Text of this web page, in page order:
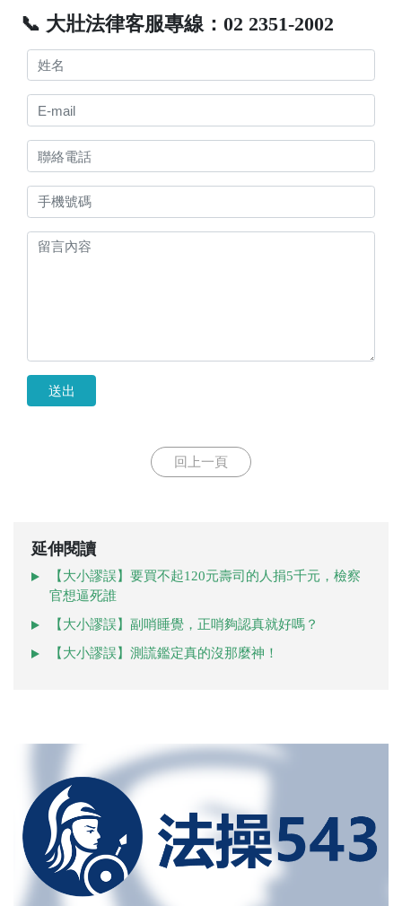
📞 大壯法律客服專線：02 2351-2002
送出
回上一頁
延伸閱讀
【大小謬誤】要買不起120元壽司的人捐5千元，檢察
官想逼死誰
【大小謬誤】副哨睡覺，正哨夠認真就好嗎？
【大小謬誤】測謊鑑定真的沒那麼神！